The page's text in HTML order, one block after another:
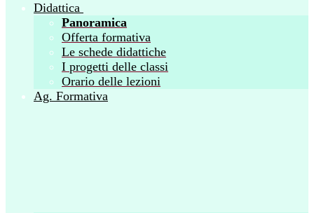
Didattica
Panoramica
Offerta formativa
Le schede didattiche
I progetti delle classi
Orario delle lezioni
Ag. Formativa